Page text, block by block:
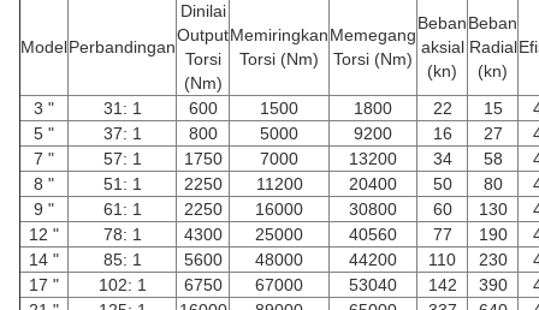
ModelPerbandingan
Dinilai
Output
Torsi
(Nm)
Memiringkan
Torsi (Nm)
Memegang
Torsi (Nm)
Beban
aksial
(kn)
Beban
Radial
(kn)
3 " 31: 1 600 1500 1800 22 15
5 "
37: 1 800 5000 9200 16 27
7 "
57: 1 1750 7000 13200 34 58
8 "
51: 1 2250 11200 20400 50 80
9 "
61: 1 2250 16000 30800 60 130
12 "
78: 1 4300 25000 40560 77 190
14 "
85: 1 5600 48000 44200 110 230
17 "
102: 1 6750 67000 53040 142 390